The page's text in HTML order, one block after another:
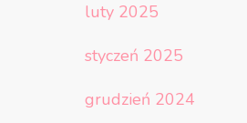
luty 2025
styczeń 2025
grudzień 2024